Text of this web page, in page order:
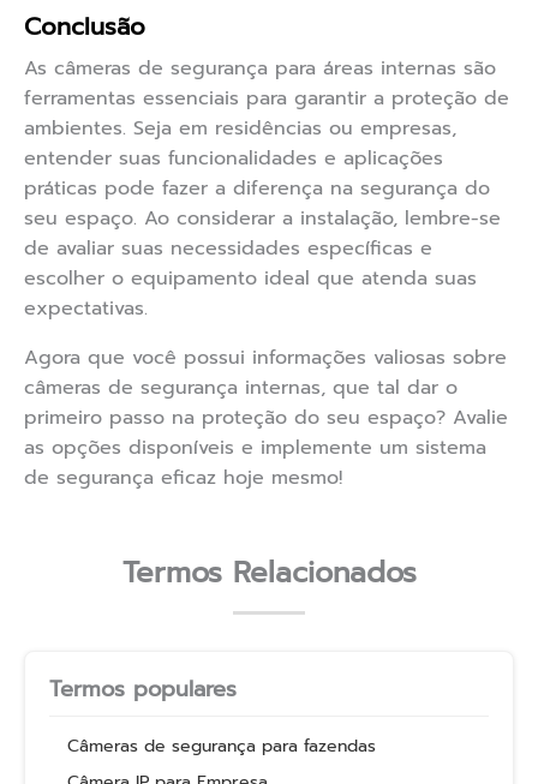
Conclusão
As câmeras de segurança para áreas internas são
ferramentas essenciais para garantir a proteção de
ambientes. Seja em residências ou empresas,
entender suas funcionalidades e aplicações
práticas pode fazer a diferença na segurança do
seu espaço. Ao considerar a instalação, lembre-se
de avaliar suas necessidades específicas e
escolher o equipamento ideal que atenda suas
expectativas.
Agora que você possui informações valiosas sobre
câmeras de segurança internas, que tal dar o
primeiro passo na proteção do seu espaço? Avalie
as opções disponíveis e implemente um sistema
de segurança eficaz hoje mesmo!
Termos Relacionados
Termos populares
Câmeras de segurança para fazendas